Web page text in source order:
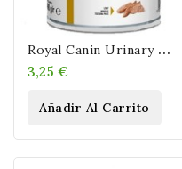
R
Oyal Canin Urinary S/O Dog Húmedo 400 Gr Lata
3,25 €
Añadir Al Carrito